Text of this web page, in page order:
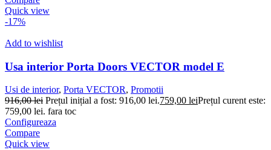
Quick view
-17%
Add to wishlist
Usa interior Porta Doors VECTOR model E
Usi de interior, Porta VECTOR, Promotii
916,00lei Prețul inițial a fost: 916,00 lei.759,00 leiPrețul curent este:
759,00 lei. fara toc
Configureaza
Compare
Quick view